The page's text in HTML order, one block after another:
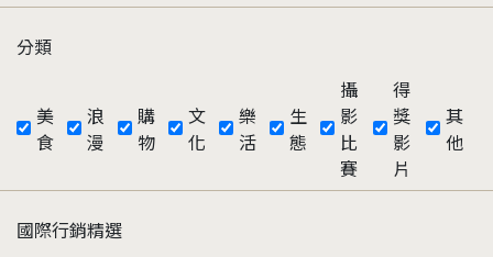
分類
美
食
浪
漫
購
物
文
化
樂
活
生
態
攝
影
比
賽
得
獎
影
片
其
他
國際行銷精選